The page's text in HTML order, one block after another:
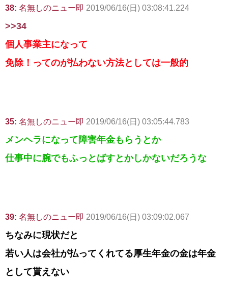
38: 名無しのニュー即 2019/06/16(日) 03:08:41.224
>>34
個人事業主になって
免除！ってのが払わない方法としては一般的
35: 名無しのニュー即 2019/06/16(日) 03:05:44.783
メンヘラになって障害年金もらうとか
仕事中に腕でもふっとばすとかしかないだろうな
39: 名無しのニュー即 2019/06/16(日) 03:09:02.067
ちなみに現状だと
若い人は会社が払ってくれてる厚生年金の金は年金
として貰えない